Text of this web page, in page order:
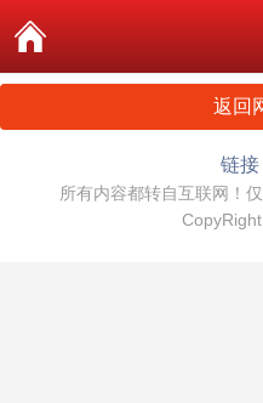
返回
链接
所有内容都转自互联网！